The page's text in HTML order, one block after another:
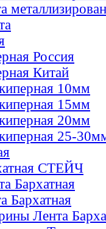
Россия
Китай
10мм
15мм
20мм
25-
СТЕЙЧ
Бархатная
Бархатная
Лента